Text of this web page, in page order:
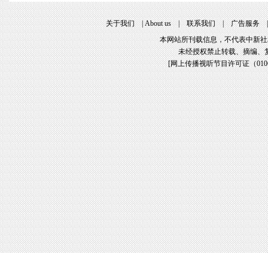
关于我们|About us|联系我们|广告服务
本网站所刊载信息，不代表中新
未经授权禁止转载、摘编、
[网上传播视听节目许可证（